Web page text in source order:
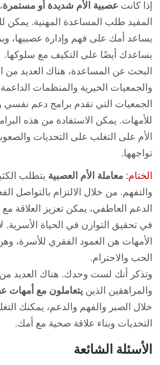
إذا كانت عصبية الأم شديدة أو مستمرة
المفيد طلب المساعدة المهنية. يمكن
يساعد أمك على فهم وإدارة عصبيها،
يساعدك أيضًا على التكيف مع سلوكها.
البحث عن المساعدة، هناك العديد من
والجمعيات الخيرية والمنظمات
الجمعيات التي تقدم برامج دعم نفسي
للأمهات. يمكن الاستفادة من هذه
الأم على التغلب على التحديات
تواجهها.
الختام: معاملة الأم العصبية يتطلب
والتفهم. من خلال الالتزام بالتواصل
الدعم العاطفي، يمكن تعزيز العلاقة
في تحقيق التوازن في الحياة الأسرية.
الأمهات هن العمود الفقري للأسرة،
الحب والاحترام.
وتذكر أنك لست وحدك. هناك العديد
والمراهقين الذين يتعاملون مع أمهات
خلال الصبر والفهم والدعم، يمكنك
التحديات وبناء علاقة صحية مع أمك.
الأسئلة الشائعة